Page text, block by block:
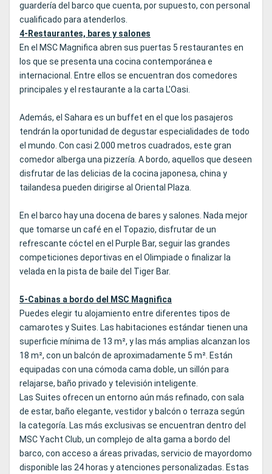
guardería del barco que cuenta, por supuesto, con personal
cualificado para atenderlos.
4-Restaurantes, bares y salones
En el MSC Magnifica abren sus puertas 5 restaurantes en
los que se presenta una cocina contemporánea e
internacional. Entre ellos se encuentran dos comedores
principales y el restaurante a la carta L'Oasi.
Además, el Sahara es un buffet en el que los pasajeros
tendrán la oportunidad de degustar especialidades de todo
el mundo. Con casi 2.000 metros cuadrados, este gran
comedor alberga una pizzería. A bordo, aquellos que deseen
disfrutar de las delicias de la cocina japonesa, china y
tailandesa pueden dirigirse al Oriental Plaza.
En el barco hay una docena de bares y salones. Nada mejor
que tomarse un café en el Topazio, disfrutar de un
refrescante cóctel en el Purple Bar, seguir las grandes
competiciones deportivas en el Olimpiade o finalizar la
velada en la pista de baile del Tiger Bar.
5-Cabinas a bordo del MSC Magnifica
Puedes elegir tu alojamiento entre diferentes tipos de
camarotes y Suites. Las habitaciones estándar tienen una
superficie mínima de 13 m², y las más amplias alcanzan los
18 m², con un balcón de aproximadamente 5 m². Están
equipadas con una cómoda cama doble, un sillón para
relajarse, baño privado y televisión inteligente.
Las Suites ofrecen un entorno aún más refinado, con sala
de estar, baño elegante, vestidor y balcón o terraza según
la categoría. Las más exclusivas se encuentran dentro del
MSC Yacht Club, un complejo de alta gama a bordo del
barco, con acceso a áreas privadas, servicio de mayordomo
disponible las 24 horas y atenciones personalizadas. Estas